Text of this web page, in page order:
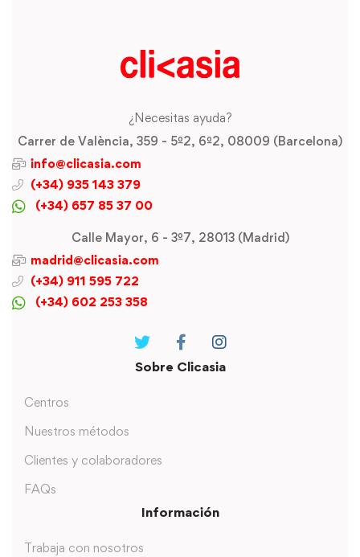
¿Necesitas ayuda?
Carrer de València, 359 - 5º2, 6º2, 08009 (Barcelona)
info@clicasia.com
(+34) 935 143 379
(+34) 657 85 37 00
Calle Mayor, 6 - 3º7, 28013 (Madrid)
madrid@clicasia.com
(+34) 911 595 722
(+34) 602 253 358
Sobre Clicasia
Centros
Nuestros métodos
Clientes y colaboradores
FAQs
Información
Trabaja con nosotros